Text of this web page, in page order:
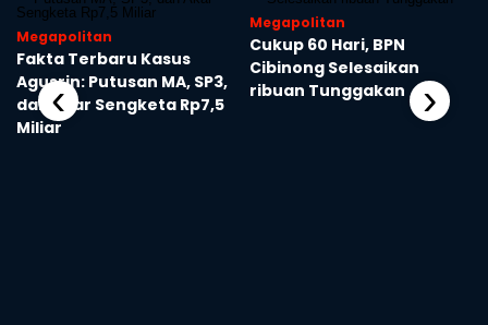
Megapolitan
Fakta Terbaru Kasus
Agusrin: Putusan MA, SP3,
dan Akar Sengketa Rp7,5
Miliar
Megapolitan
Cukup 60 Hari, BPN
Cibinong Selesaikan
ribuan Tunggakan
‹ ›